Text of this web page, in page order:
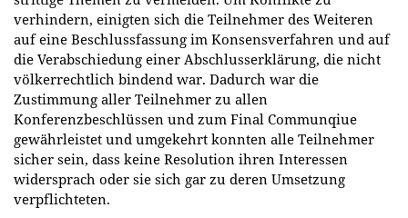
verhindern, einigten sich die Teilnehmer des Weiteren
auf eine Beschlussfassung im Konsensverfahren und auf
die Verabschiedung einer Abschlusserklärung, die nicht
völkerrechtlich bindend war. Dadurch war die
Zustimmung aller Teilnehmer zu allen
Konferenzbeschlüssen und zum Final Communqiue
gewährleistet und umgekehrt konnten alle Teilnehmer
sicher sein, dass keine Resolution ihren Interessen
widersprach oder sie sich gar zu deren Umsetzung
verpflichteten.